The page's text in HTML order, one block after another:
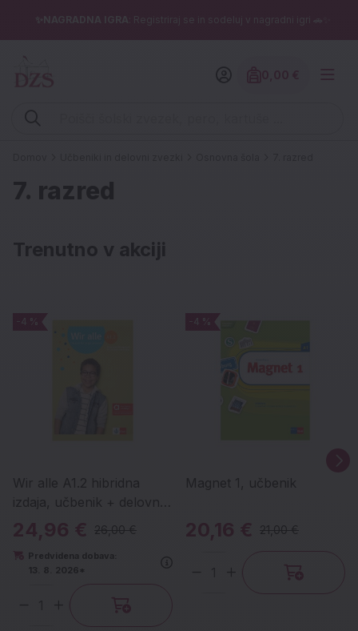
✨NAGRADNA IGRA : Registriraj se in sodeluj v nagradni igri 🚗✨
Vpišite iskalni niz (šolski zvezek, pero, kartuše ...)
Znesek
7. razred
Trenutno v akciji
-4 %
Wir alle A1.2 hibridna
izdaja, učbenik + delovni
zvezek + allango dostop
-4 %
24,96 € 26,00 €
Predvidena dobava:
13. 8. 2026*
-4 %
Magnet 1, učbenik
-4 %
20,16 € 21,00 €
Količina